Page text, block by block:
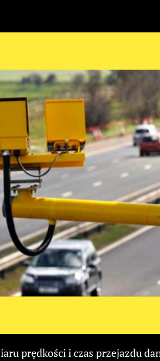
prędkości i czas przejazdu